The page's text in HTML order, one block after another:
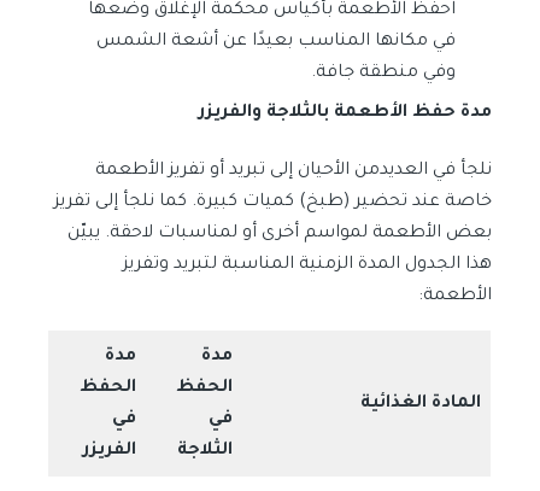
احفظ الأطعمة بأكياس محكمة الإغلاق وضعها
في مكانها المناسب بعيدًا عن أشعة الشمس
وفي منطقة جافة.
مدة حفظ الأطعمة بالثلاجة والفريزر
نلجأ في العديدمن الأحيان إلى تبريد أو تفريز الأطعمة
خاصة عند تحضير (طبخ) كميات كبيرة. كما نلجأ إلى تفريز
بعض الأطعمة لمواسم أخرى أو لمناسبات لاحقة. يبيّن
هذا الجدول المدة الزمنية المناسبة لتبريد وتفريز
الأطعمة:
المادة الغذائية
مدة
الحفظ
في
الثلاجة
مدة
الحفظ
في
الفريزر